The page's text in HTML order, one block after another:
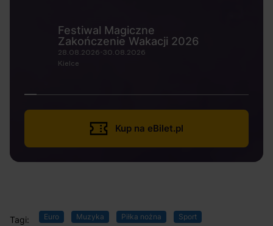
Festiwal Magiczne
Zakończenie Wakacji 2026
28.08.2026-30.08.2026
Kielce
Kup na eBilet.pl
Tagi: Euro Muzyka Piłka nożna Sport